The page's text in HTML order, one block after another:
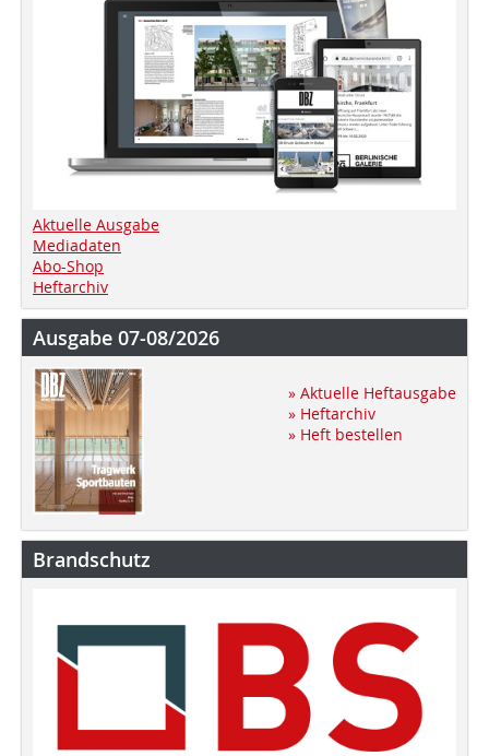
Aktuelle Ausgabe
Mediadaten
Abo-Shop
Heftarchiv
Ausgabe 07-08/2026
» Aktuelle Heftausgabe
» Heftarchiv
» Heft bestellen
Brandschutz